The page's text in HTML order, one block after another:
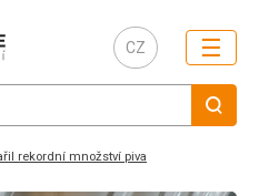
CZ ☰
rekordní množství piva